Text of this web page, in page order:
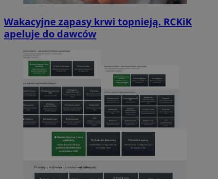
Wakacyjne zapasy krwi topnieją. RCKiK
apeluje do dawców